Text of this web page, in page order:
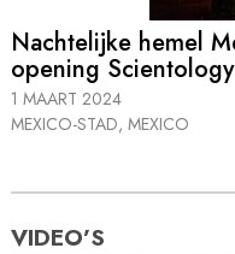
Nachtelijke hemel
opening
1 MAART 2024
MEXICO-STAD, MEXICO
VIDEO’S